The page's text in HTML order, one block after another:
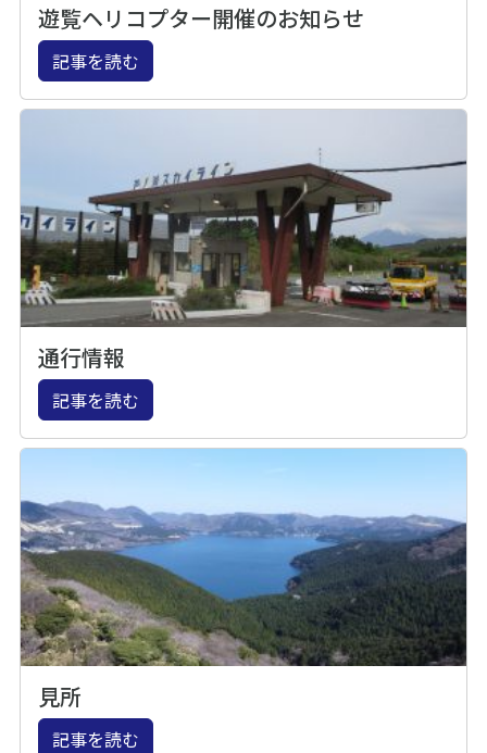
遊覧ヘリコプター開催のお知らせ
記事を読む
通行情報
記事を読む
見所
記事を読む